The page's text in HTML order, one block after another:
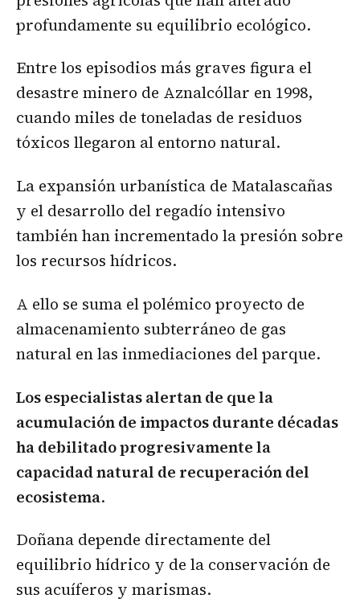
profundamente su equilibrio ecológico.
Entre los episodios más graves figura el
desastre minero de Aznalcóllar en 1998,
cuando miles de toneladas de residuos
tóxicos llegaron al entorno natural.
La expansión urbanística de Matalascañas
y el desarrollo del regadío intensivo
también han incrementado la presión sobre
los recursos hídricos.
A ello se suma el polémico proyecto de
almacenamiento subterráneo de gas
natural en las inmediaciones del parque.
Los especialistas alertan de que la
acumulación de impactos durante décadas
ha debilitado progresivamente la
capacidad natural de recuperación del
ecosistema.
Doñana depende directamente del
equilibrio hídrico y de la conservación de
sus acuíferos y marismas.